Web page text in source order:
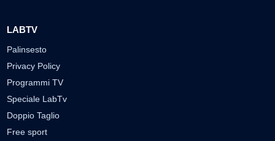
LABTV
Palinsesto
Privacy Policy
Programmi TV
Speciale LabTv
Doppio Taglio
Free sport